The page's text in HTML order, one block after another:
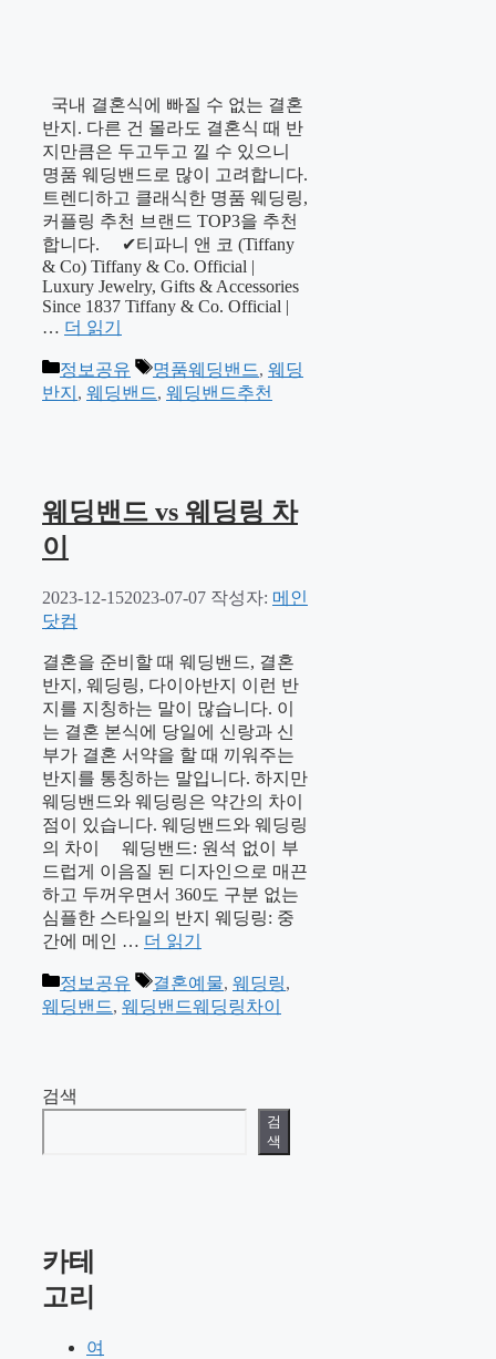
국내 결혼식에 빠질 수 없는 결혼
반지. 다른 건 몰라도 결혼식 때 반
지만큼은 두고두고 낄 수 있으니
명품 웨딩밴드로 많이 고려합니다.
트렌디하고 클래식한 명품 웨딩링,
커플링 추천 브랜드 TOP3을 추천
합니다. ✔티파니 앤 코 (Tiffany
& Co) Tiffany & Co. Official |
Luxury Jewelry, Gifts & Accessories
Since 1837 Tiffany & Co. Official |
… 더 읽기
카
테
정보공유
태
그
명품웨딩밴드, 웨딩
반지 , 웨딩밴드, 웨딩밴드추천
웨딩밴드 vs 웨딩링 차
이
2023-12-152023-07-07 작성자: 메인
닷컴
결혼을 준비할 때 웨딩밴드, 결혼
반지, 웨딩링, 다이아반지 이런 반
지를 지칭하는 말이 많습니다. 이
는 결혼 본식에 당일에 신랑과 신
부가 결혼 서약을 할 때 끼워주는
반지를 통칭하는 말입니다. 하지만
웨딩밴드와 웨딩링은 약간의 차이
점이 있습니다. 웨딩밴드와 웨딩링
의 차이 웨딩밴드: 원석 없이 부
드럽게 이음질 된 디자인으로 매끈
하고 두꺼우면서 360도 구분 없는
심플한 스타일의 반지 웨딩링: 중
간에 메인 … 더 읽기
카
테
정보공유
태
그
결혼예물, 웨딩링,
웨딩밴드, 웨딩밴드웨딩링차이
검색
검
색
카테
고리
여